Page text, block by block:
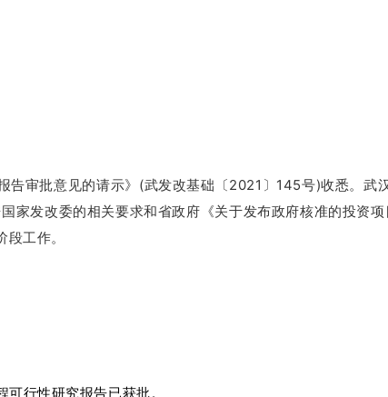
告审批意见的请示》(武发改基础〔2021〕145号)收悉。
家发改委的相关要求和省政府《关于发布政府核准的投资
工作。
行性研究报告已获批。